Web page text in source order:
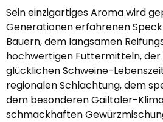
Sein einzigartiges Aroma wird
Generationen erfahrenen
Bauern, dem langsamen
hochwertigen Futtermitteln, der
glücklichen Schweine-
regionalen Schlachtung, dem
dem besonderen Gailtaler-
schmackhaften